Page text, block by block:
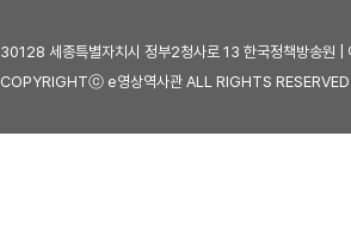
30128 세종특별자치시 정부2청사로 13 한국정책방송
COPYRIGHTⓒ e영상역사관 ALL RIGHTS RESERVED